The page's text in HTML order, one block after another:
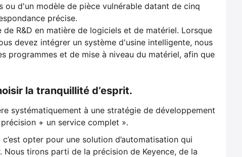
d'un modèle de pièce vulnérable datant de cinq
précise.
R&D en matière de logiciels et de matériel. Lorsque
devez intégrer un système d'usine intelligente, nous
programmes et de mise à niveau du matériel, afin que
la tranquillité d’esprit.
systématiquement à une stratégie de développement
+ un service complet ».
opter pour une solution d’automatisation qui
tirons parti de la précision de Keyence, de la